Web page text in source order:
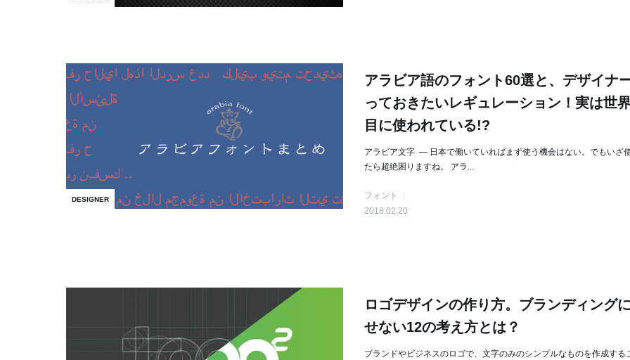
DESIGNER
アラビア語のフォント60選と、デザイナ
っておきたいレギュレーション！実は世
目に使われている!?
アラビア文字 — 日本で働いていればまず使う機会はない。でもいざ
たら超絶困りますね。 アラ...
フォント
2018.02.20
ロゴデザインの作り方。ブランディング
せない12の考え方とは？
ブランドやビジネスのロゴで、文字のみのシンプルなものを作成する